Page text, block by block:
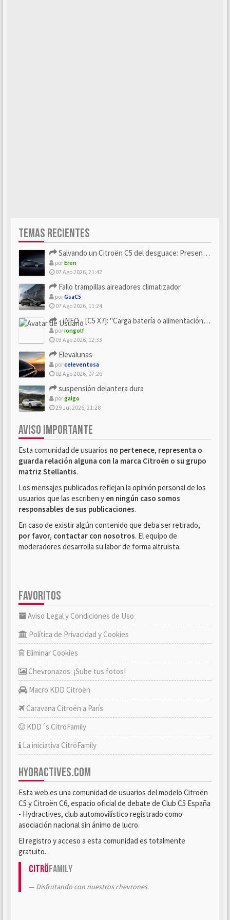
TEMAS RECIENTES
Salvando un Citroën C5 del desguace: Presentación y seguimiento
porEren
07 Ago 2026, 21:42
Fallo trampillas aireadores climatizador
porGsaC5
07 Ago 2026, 11:24
- INFO - [C5 X7]: "Carga batería o alimentación eléctri...
poriongolf
03 Ago 2026, 12:33
Elevalunas
porceleventosa
02 Ago 2026, 07:26
suspensión delantera dura
porgalgo
29 Jul 2026, 21:28
AVISO IMPORTANTE
Esta comunidad de usuarios no pertenece, representa o
guarda relación alguna con la marca Citroën o su grupo
matriz Stellantis.
Los mensajes publicados reflejan la opinión personal de los
usuarios que las escriben y en ningún caso somos
responsables de sus publicaciones.
En caso de existir algún contenido que deba ser retirado,
por favor, contactar con nosotros. El equipo de
moderadores desarrolla su labor de forma altruista.
FAVORITOS
Aviso Legal y Condiciones de Uso
Política de Privacidad y Cookies
Eliminar Cookies
Chevronazos: ¡Sube tus fotos!
Macro KDD Citroën
Caravana Citroën a París
KDD´s CitröFamily
La iniciativa CitröFamily
HYDRACTIVES.COM
Esta web es una comunidad de usuarios del modelo Citroën
C5 y Citroën C6, espacio oficial de debate de Club C5 España
- Hydractives, club automovilístico registrado como
asociación nacional sin ánimo de lucro.
El registro y acceso a esta comunidad es totalmente
gratuito.
CitröFamily
Disfrutando con nuestros chevrones.